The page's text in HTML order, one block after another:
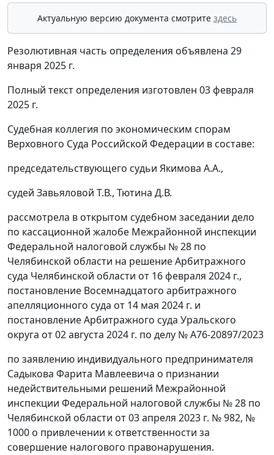
Актуальную версию документа смотрите здесь
Резолютивная часть определения объявлена 29
января 2025 г.
Полный текст определения изготовлен 03 февраля
2025 г.
Судебная коллегия по экономическим спорам
Верховного Суда Российской Федерации в составе:
председательствующего судьи Якимова А.А.,
судей Завьяловой Т.В., Тютина Д.В.
рассмотрела в открытом судебном заседании дело
по кассационной жалобе Межрайонной инспекции
Федеральной налоговой службы № 28 по
Челябинской области на решение Арбитражного
суда Челябинской области от 16 февраля 2024 г.,
постановление Восемнадцатого арбитражного
апелляционного суда от 14 мая 2024 г. и
постановление Арбитражного суда Уральского
округа от 02 августа 2024 г. по делу № А76-20897/2023
по заявлению индивидуального предпринимателя
Садыкова Фарита Мавлеевича о признании
недействительными решений Межрайонной
инспекции Федеральной налоговой службы № 28 по
Челябинской области от 03 апреля 2023 г. № 982, №
1000 о привлечении к ответственности за
совершение налогового правонарушения.